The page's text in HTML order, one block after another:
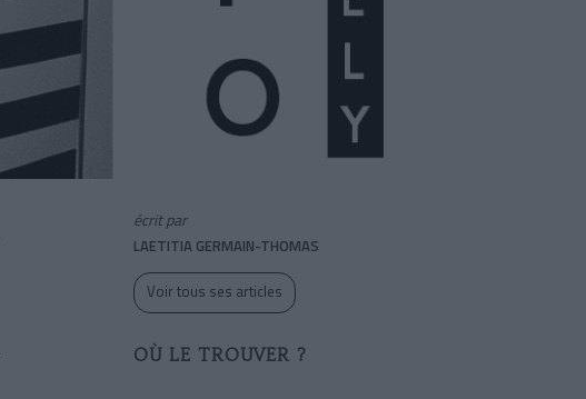
écrit par
LAETITIA GERMAIN-THOMAS
Voir tous ses articles
OÙ LE TROUVER ?